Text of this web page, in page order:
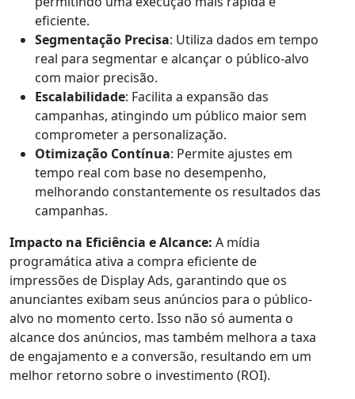
eficiente.
Segmentação Precisa: Utiliza dados em tempo
real para segmentar e alcançar o público-alvo
com maior precisão.
Escalabilidade: Facilita a expansão das
campanhas, atingindo um público maior sem
comprometer a personalização.
Otimização Contínua: Permite ajustes em
tempo real com base no desempenho,
melhorando constantemente os resultados das
campanhas.
Impacto na Eficiência e Alcance: A mídia
programática ativa a compra eficiente de
impressões de Display Ads, garantindo que os
anunciantes exibam seus anúncios para o público-
alvo no momento certo. Isso não só aumenta o
alcance dos anúncios, mas também melhora a taxa
de engajamento e a conversão, resultando em um
melhor retorno sobre o investimento (ROI).